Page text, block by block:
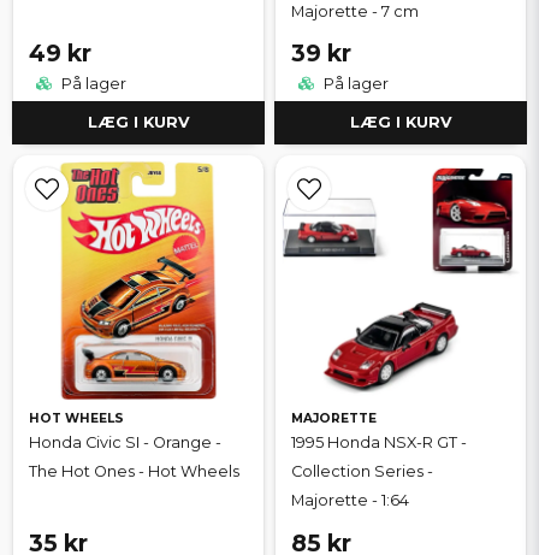
49 kr
På lager
LÆG I KURV
Majorette - 7 cm
39 kr
På lager
LÆG I KURV
HOT WHEELS
Honda Civic SI - Orange -
The Hot Ones - Hot Wheels
35 kr
MAJORETTE
1995 Honda NSX-R GT -
Collection Series -
Majorette - 1:64
85 kr